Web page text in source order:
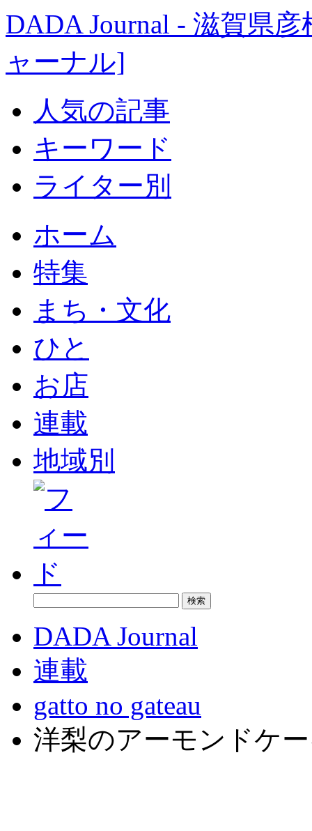
DADA Journal - 滋賀県
ャーナル]
人気の記事
キーワード
ライター別
ホーム
特集
まち・文化
ひと
お店
連載
地域別
DADA Journal
連載
gatto no gateau
洋梨のアーモンドケ